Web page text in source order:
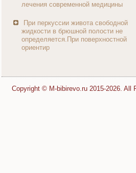
лечения современной медицины
При перкуссии живота свободной
жидкости в брюшной полости не
определяется.При поверхностной
ориентир
Copyright © M-bibirevo.ru 2015-2026. All